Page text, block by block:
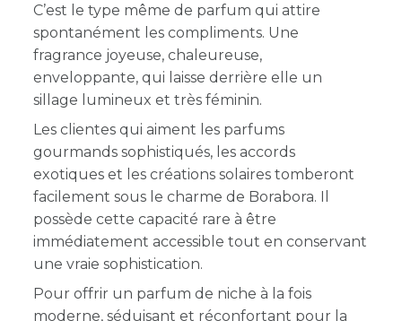
C’est le type même de parfum qui attire
spontanément les compliments. Une
fragrance joyeuse, chaleureuse,
enveloppante, qui laisse derrière elle un
sillage lumineux et très féminin.
Les clientes qui aiment les parfums
gourmands sophistiqués, les accords
exotiques et les créations solaires tomberont
facilement sous le charme de Borabora. Il
possède cette capacité rare à être
immédiatement accessible tout en conservant
une vraie sophistication.
Pour offrir un parfum de niche à la fois
moderne, séduisant et réconfortant pour la